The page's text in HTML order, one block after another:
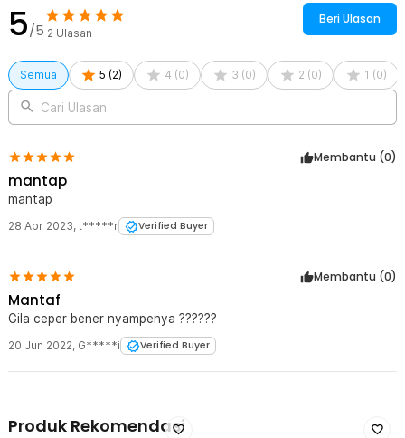
5/5 2 Ulasan
Beri Ulasan
Semua 5 (2) 4 (0) 3 (0) 2 (0) 1 (0)
Cari Ulasan
Membantu (0)
mantap
mantap
28 Apr 2023, t*****r Verified Buyer
Membantu (0)
Mantaf
Gila ceper bener nyampenya ??????
20 Jun 2022, G*****i Verified Buyer
Produk Rekomendasi